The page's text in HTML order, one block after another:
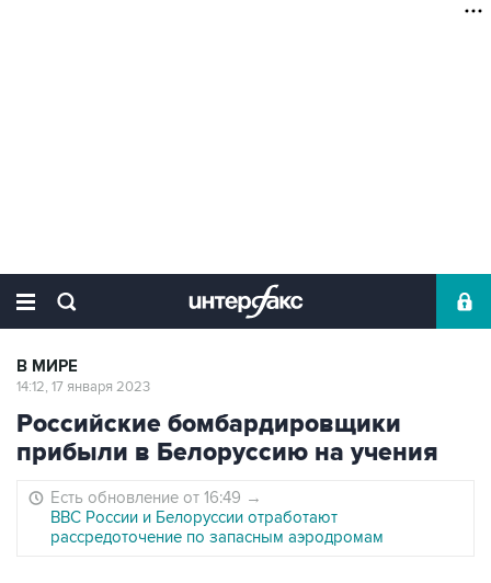
В МИРЕ
14:12, 17 января 2023
Российские бомбардировщики
прибыли в Белоруссию на учения
Есть обновление от 16:49 →
ВВС России и Белоруссии отработают
рассредоточение по запасным аэродромам